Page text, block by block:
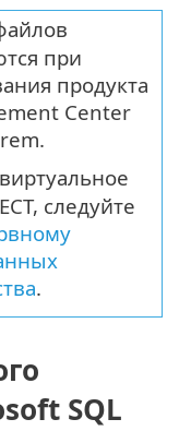
при
продукта
Center
следуйте
.
SQL